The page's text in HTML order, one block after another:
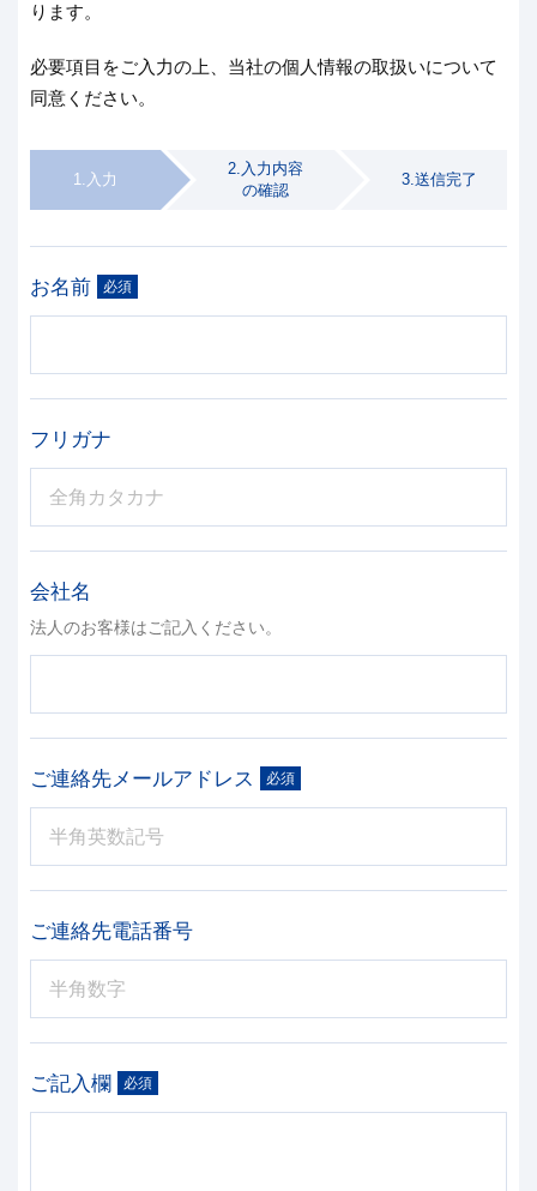
ります。
必要項目をご入力の上、当社の個人情報の取扱いについて
同意ください。
1.入力
2.入力内容
の確認
3.送信完了
お名前 必須
フリガナ
会社名
法人のお客様はご記入ください。
ご連絡先メールアドレス 必須
ご連絡先電話番号
ご記入欄 必須